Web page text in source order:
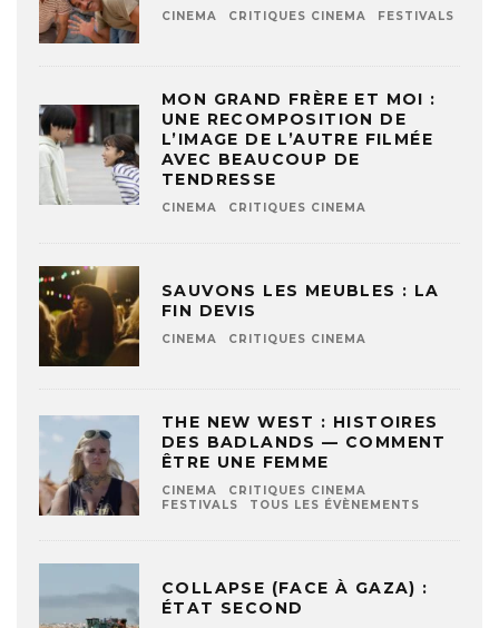
CINEMA CRITIQUES CINEMA FESTIVALS
MON GRAND FRÈRE ET MOI :
UNE RECOMPOSITION DE
L’IMAGE DE L’AUTRE FILMÉE
AVEC BEAUCOUP DE
TENDRESSE
CINEMA CRITIQUES CINEMA
SAUVONS LES MEUBLES : LA
FIN DEVIS
CINEMA CRITIQUES CINEMA
THE NEW WEST : HISTOIRES
DES BADLANDS — COMMENT
ÊTRE UNE FEMME
CINEMA
CRITIQUES CINEMA
FESTIVALS
TOUS LES ÉVÈNEMENTS
COLLAPSE (FACE À GAZA) :
ÉTAT SECOND